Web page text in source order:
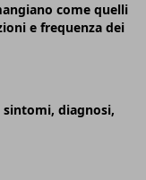
come quelli
e frequenza dei
diagnosi,